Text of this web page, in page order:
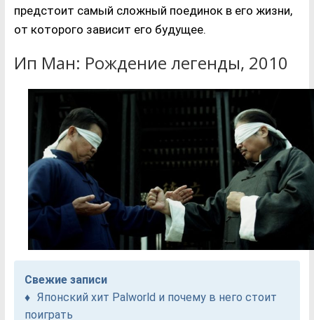
предстоит самый сложный поединок в его жизни,
от которого зависит его будущее.
Ип Ман: Рождение легенды, 2010
Свежие записи
Японский хит Palworld и почему в него стоит
поиграть